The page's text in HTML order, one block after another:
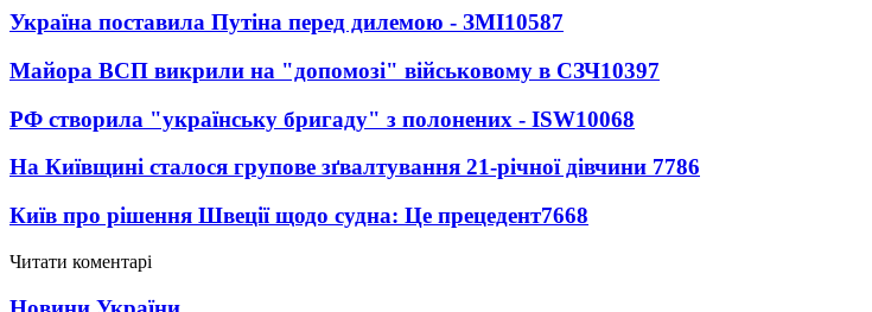
Україна поставила Путіна перед дилемою - ЗМІ10587
Майора ВСП викрили на "допомозі" військовому в СЗЧ10397
РФ створила "українську бригаду" з полонених - ISW10068
На Київщині сталося групове зґвалтування 21-річної дівчини 7786
Київ про рішення Швеції щодо судна: Це прецедент7668
Читати коментарі